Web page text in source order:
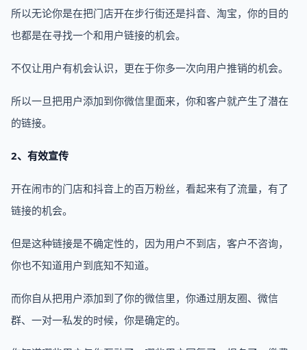
所以无论你是在把门店开在步行街还是抖音、淘宝，你的目的
也都是在寻找一个和用户链接的机会。
不仅让用户有机会认识，更在于你多一次向用户推销的机会。
所以一旦把用户添加到你微信里面来，你和客户就产生了潜在
的链接。
2、有效宣传
开在闹市的门店和抖音上的百万粉丝，看起来有了流量，有了
链接的机会。
但是这种链接是不确定性的，因为用户不到店，客户不咨询，
你也不知道用户到底知不知道。
而你自从把用户添加到了你的微信里，你通过朋友圈、微信
群、一对一私发的时候，你是确定的。